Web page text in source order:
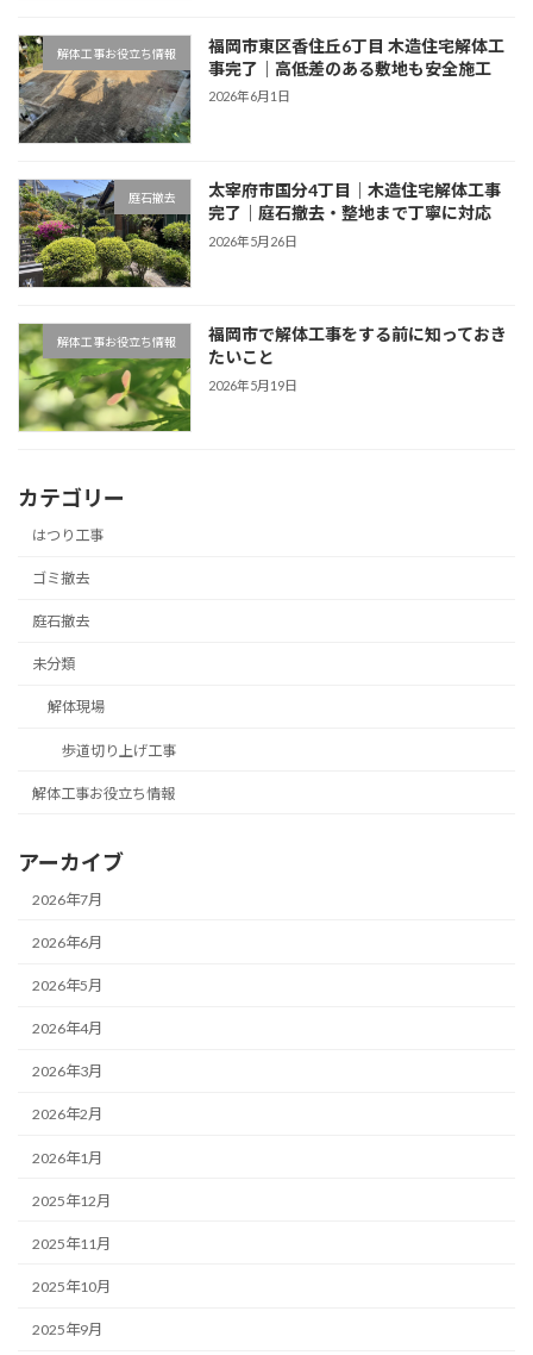
解体工事お役立ち情報
福岡市東区香住丘6丁目 木造住宅解体工
事完了｜高低差のある敷地も安全施工
2026年6月1日
庭石撤去
太宰府市国分4丁目｜木造住宅解体工事
完了｜庭石撤去・整地まで丁寧に対応
2026年5月26日
解体工事お役立ち情報
福岡市で解体工事をする前に知っておき
たいこと
2026年5月19日
カテゴリー
はつり工事
ゴミ撤去
庭石撤去
未分類
解体現場
歩道切り上げ工事
解体工事お役立ち情報
アーカイブ
2026年7月
2026年6月
2026年5月
2026年4月
2026年3月
2026年2月
2026年1月
2025年12月
2025年11月
2025年10月
2025年9月